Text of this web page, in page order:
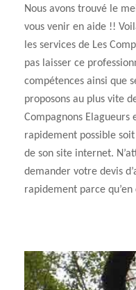
Nous avons trouvé le
vous venir en aide !!
les services de Les
pas laisser ce
compétences ainsi que
proposons au plus vite
Compagnons
rapidement possible
de son site internet.
demander votre devis
rapidement parce